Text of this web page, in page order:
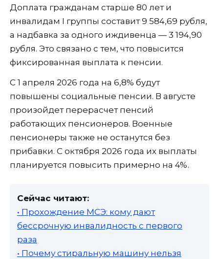
Доплата гражданам старше 80 лет и
инвалидам I группы составит 9 584,69 рубля,
а надбавка за одного иждивенца — 3 194,90
рубля. Это связано с тем, что повысится
фиксированная выплата к пенсии.
С 1 апреля 2026 года на 6,8% будут
повышены социальные пенсии. В августе
произойдет перерасчет пенсий
работающих пенсионеров. Военные
пенсионеры также не останутся без
прибавки. С октября 2026 года их выплаты
планируется повысить примерно на 4%.
Сейчас читают:
• Прохождение МСЭ: кому дают
бессрочную инвалидность с первого
раза
• Почему стиральную машину нельзя